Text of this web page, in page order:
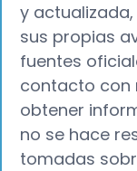
y
sus propias
fuentes
contacto con
obtener
no se hace
tomadas